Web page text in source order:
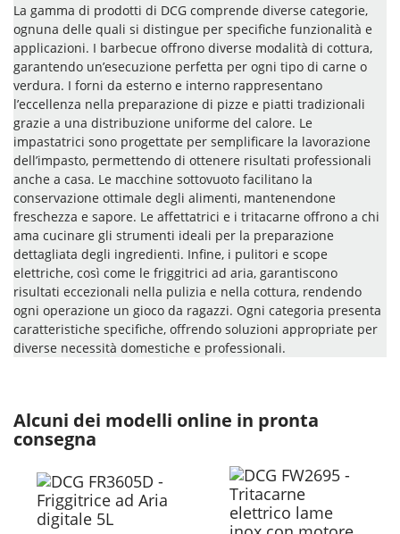
La gamma di prodotti di DCG comprende diverse categorie,
ognuna delle quali si distingue per specifiche funzionalità e
applicazioni. I barbecue offrono diverse modalità di cottura,
garantendo un’esecuzione perfetta per ogni tipo di carne o
verdura. I forni da esterno e interno rappresentano
l’eccellenza nella preparazione di pizze e piatti tradizionali
grazie a una distribuzione uniforme del calore. Le
impastatrici sono progettate per semplificare la lavorazione
dell’impasto, permettendo di ottenere risultati professionali
anche a casa. Le macchine sottovuoto facilitano la
conservazione ottimale degli alimenti, mantenendone
freschezza e sapore. Le affettatrici e i tritacarne offrono a chi
ama cucinare gli strumenti ideali per la preparazione
dettagliata degli ingredienti. Infine, i pulitori e scope
elettriche, così come le friggitrici ad aria, garantiscono
risultati eccezionali nella pulizia e nella cottura, rendendo
ogni operazione un gioco da ragazzi. Ogni categoria presenta
caratteristiche specifiche, offrendo soluzioni appropriate per
diverse necessità domestiche e professionali.
Alcuni dei modelli online in pronta
consegna